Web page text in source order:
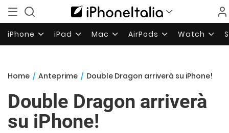
iPhone iPad Mac AirPods Watch
Home / Anteprime / Double Dragon arriverà su iPhone!
Double Dragon arriverà
su iPhone!